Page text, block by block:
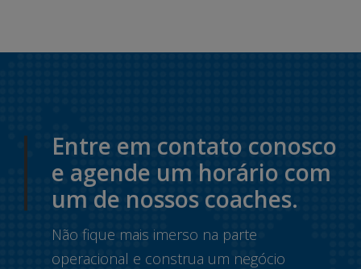
Entre em contato conosco
e agende um horário com
um de nossos coaches.
Não fique mais imerso na parte
operacional e construa um negócio